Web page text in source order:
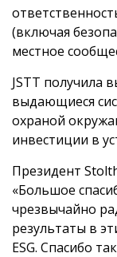
(включая
местное
JSTT получила
выдающиеся
охраной
инвестиции в
Президент
«Большое
чрезвычайно
результаты в
ESG. Спасибо